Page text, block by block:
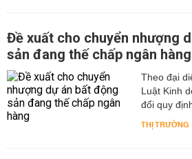
Đề xuất cho chuyển nhượng
sản đang thế chấp ngân hàng
Theo đại
Luật Kinh
đổi quy
THỊ TRƯỜNG